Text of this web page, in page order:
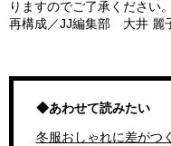
りますのでご了承ください。
再構成／JJ編集部 大井 麗
◆あわせて読みたい
冬服おしゃれに差がつ